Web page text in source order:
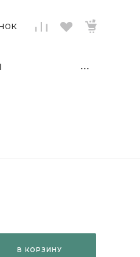
...
В КОРЗИНУ